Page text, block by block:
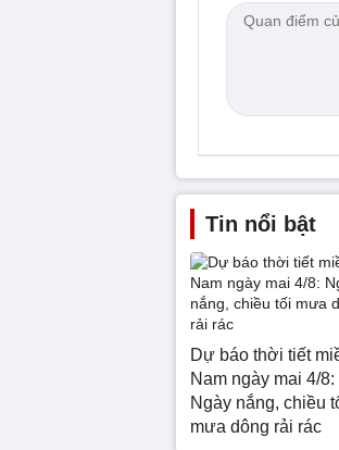
Tin nổi bật
Dự báo thời tiết
Nam ngày mai 4/8:
Ngày nắng, chiều
mưa dông rải rác